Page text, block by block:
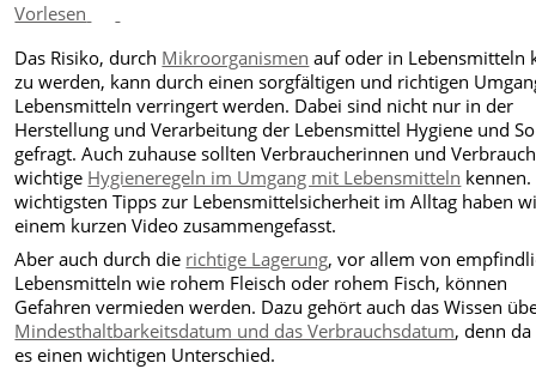
Vorlesen
Das Risiko, durch Mikroorganismen auf oder in Lebensmitteln
zu werden, kann durch einen sorgfältigen und richtigen
Lebensmitteln verringert werden. Dabei sind nicht nur in der
Herstellung und Verarbeitung der Lebensmittel Hygiene und
gefragt. Auch zuhause sollten Verbraucherinnen und
wichtige Hygieneregeln im Umgang mit Lebensmitteln kennen.
wichtigsten Tipps zur Lebensmittelsicherheit im Alltag haben
einem kurzen Video zusammengefasst.
Aber auch durch die richtige Lagerung, vor allem von
Lebensmitteln wie rohem Fleisch oder rohem Fisch, können
Gefahren vermieden werden. Dazu gehört auch das Wissen
Mindesthaltbarkeitsdatum und das Verbrauchsdatum, denn
es einen wichtigen Unterschied.